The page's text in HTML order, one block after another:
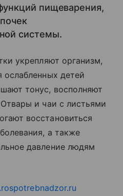
пищеварения,
системы.
укрепляют организм,
ослабленных детей
тонус, восполняют
и чаи с листьями
восстановиться
а также
давление людям